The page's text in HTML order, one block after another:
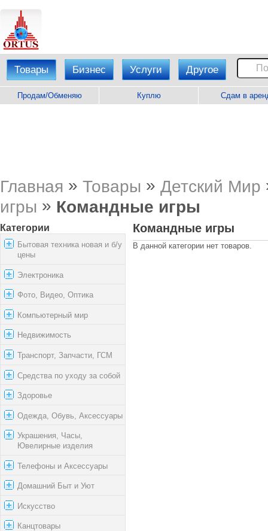
Товары Бизнес Услуги Другое
Продам/Обменяю Куплю Сдам в
Главная » Товары » Детский Мир
игры » Командные игры
Категории
Бытовая техника новая и б/у
цены
Электроника
Фото, Видео, Оптика
Компьютерный мир
Недвижимость
Транспорт, Запчасти, ГСМ
Средства по уходу за собой
Здоровье
Одежда, Обувь, Аксессуары
Украшения, Часы,
Ювелирные изделия
Телефоны и Аксессуары
Домашний Быт и Уют
Искусство
Канцтовары
Командные игры
В данной категории нет товаров.